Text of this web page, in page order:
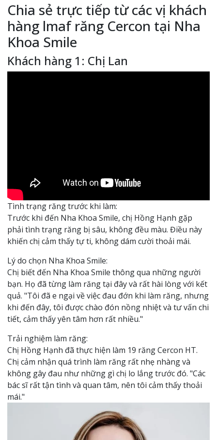
Chia sẻ trực tiếp từ các vị khách
hàng lmaf răng Cercon tại Nha
Khoa Smile
Khách hàng 1: Chị Lan
Tình trạng răng trước khi làm:
Trước khi đến Nha Khoa Smile, chị Hồng Hạnh gặp
phải tình trạng răng bị sâu, không đều màu. Điều này
khiến chị cảm thấy tự ti, không dám cười thoải mái.
Lý do chọn Nha Khoa Smile:
Chị biết đến Nha Khoa Smile thông qua những người
bạn. Họ đã từng làm răng tại đây và rất hài lòng với kết
quả. "Tôi đã e ngại về việc đau đớn khi làm răng, nhưng
khi đến đây, tôi được chào đón nồng nhiệt và tư vấn chi
tiết, cảm thấy yên tâm hơn rất nhiều."
Trải nghiệm làm răng:
Chị Hồng Hạnh đã thực hiện làm 19 răng Cercon HT.
Chị cảm nhận quá trình làm răng rất nhẹ nhàng và
không gây đau như những gì chị lo lắng trước đó. "Các
bác sĩ rất tận tình và quan tâm, nên tôi cảm thấy thoải
mái."